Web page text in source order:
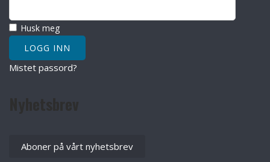
Husk meg
Mistet passord?
Aboner på vårt nyhetsbrev